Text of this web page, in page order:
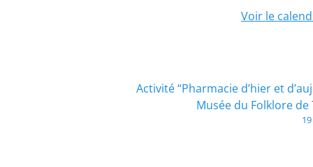
Voir le
Activité “Pharmacie d’hier et
Musée du Folklore de